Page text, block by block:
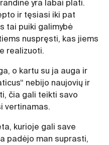
yra labai plati.
ir tęsiasi iki pat
tai puiki galimybė
nuspręsti, kas jiems
realizuoti.
o kartu su ja auga ir
nebijo naujovių ir
čia gali teikti savo
vertinamas.
kurioje gali save
padėjo man suprasti,